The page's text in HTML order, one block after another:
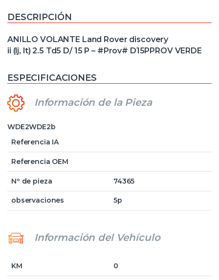
DESCRIPCIÓN
ANILLO VOLANTE Land Rover discovery
ii (lj, lt) 2.5 Td5 D/ 15 P – #Prov# D15PPROV VERDE
ESPECIFICACIONES
Información de la Pieza
WDE2WDE2b
Referencia IA
Referencia OEM
Nº de pieza 74365
observaciones 5p
Información del Vehículo
KM 0